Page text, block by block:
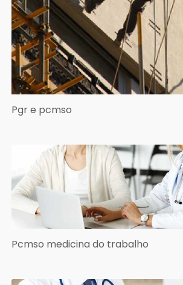
Pgr e pcmso
Pcmso medicina do trabalho